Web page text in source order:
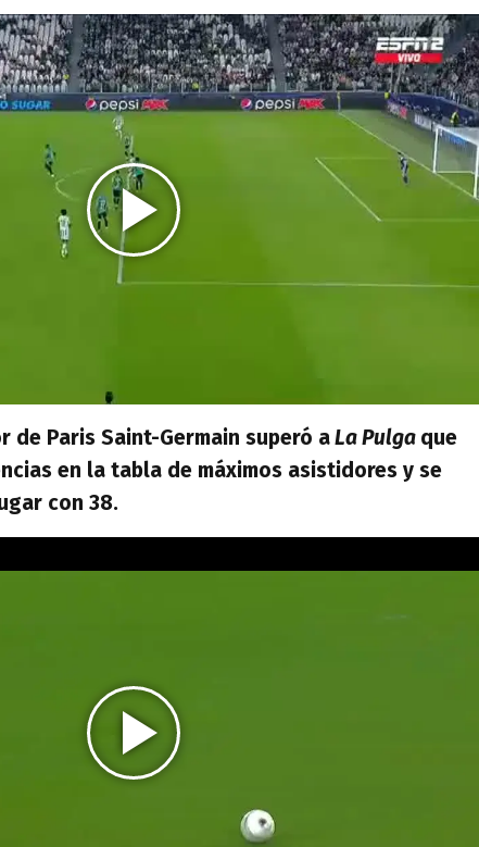
de Paris Saint-Germain superó aLa Pulga que
en la tabla de máximos asistidores y se
con 38.